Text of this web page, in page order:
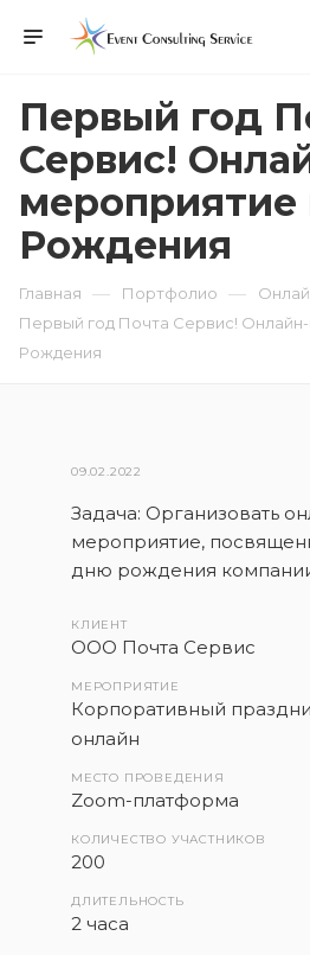
Первый год
Сервис!
мероприятие
Рождения
Главная — Портфолио —
Первый год Почта Сервис!
Рождения
09.02.2022
Задача: Организовать
мероприятие,
дню рождения
КЛИЕНТ
ООО Почта Сервис
МЕРОПРИЯТИЕ
Корпоративный
онлайн
МЕСТО ПРОВЕДЕНИЯ
Zoom-платформа
КОЛИЧЕСТВО УЧАСТНИКОВ
200
ДЛИТЕЛЬНОСТЬ
2 часа